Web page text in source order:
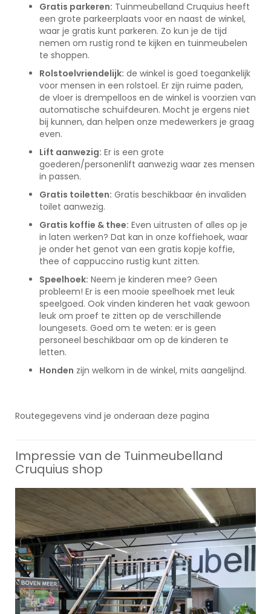
Gratis parkeren: Tuinmeubelland Cruquius heeft
een grote parkeerplaats voor en naast de winkel,
waar je gratis kunt parkeren. Zo kun je de tijd
nemen om rustig rond te kijken en tuinmeubelen
te shoppen.
Rolstoelvriendelijk: de winkel is goed toegankelijk
voor mensen in een rolstoel. Er zijn ruime paden,
de vloer is drempelloos en de winkel is voorzien van
automatische schuifdeuren. Mocht je ergens niet
bij kunnen, dan helpen onze medewerkers je graag
even.
Lift aanwezig: Er is een grote
goederen/personenlift aanwezig waar zes mensen
in passen.
Gratis toiletten: Gratis beschikbaar én invaliden
toilet aanwezig.
Gratis koffie & thee: Even uitrusten of alles op je
in laten werken? Dat kan in onze koffiehoek, waar
je onder het genot van een gratis kopje koffie,
thee of cappuccino rustig kunt zitten.
Speelhoek: Neem je kinderen mee? Geen
probleem! Er is een mooie speelhoek met leuk
speelgoed. Ook vinden kinderen het vaak gewoon
leuk om proef te zitten op de verschillende
loungesets. Goed om te weten: er is geen
personeel beschikbaar om op de kinderen te
letten.
Honden zijn welkom in de winkel, mits aangelijnd.
Routegegevens vind je onderaan deze pagina
Impressie van de Tuinmeubelland
Cruquius shop